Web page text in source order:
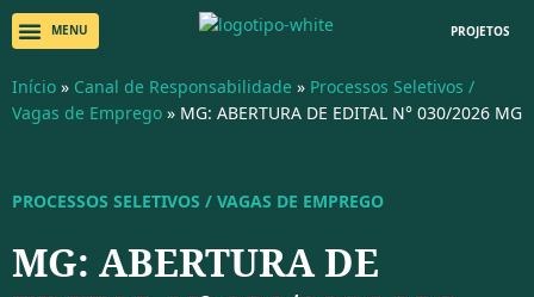
PROJETOS
Início » Canal de Responsabilidade » Processos Seletivos /
Vagas de Emprego » MG: ABERTURA DE EDITAL N° 030/2026 MG
PROCESSOS SELETIVOS / VAGAS DE EMPREGO
MG: ABERTURA DE